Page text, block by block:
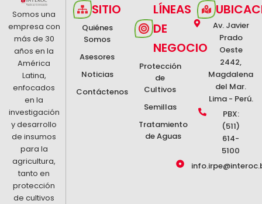
Somos una
empresa con
más de 30
años en la
América
Latina,
enfocados
en la
investigación
y desarrollo
de insumos
para la
agricultura,
tanto en
protección
de cultivos
SITIO
Quiénes
Somos
Asesores
Noticias
Contáctenos
LÍNEAS
DE
NEGOCIO
Protección
de
Cultivos
Semillas
Tratamiento
de Aguas
Av. Javier
Prado
Oeste
2442,
Magdalena
del Mar.
Lima - Perú.
PBX:
(511)
614-
5100